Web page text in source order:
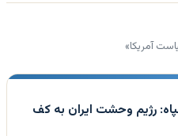
آمریکا»
رژیم وحشت ایران به کف